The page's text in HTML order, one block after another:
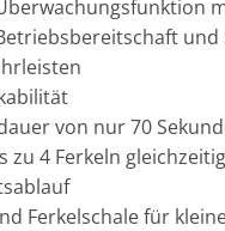
und
von nur 70
zu 4 Ferkeln
Ferkelschale für